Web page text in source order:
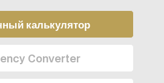
калькулятор
Converter